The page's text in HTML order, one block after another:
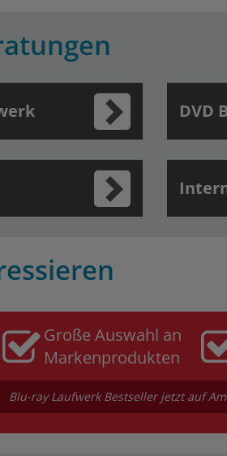
DVD
Große Auswahl an
Markenprodukten
Blu-ray Laufwerk Bestseller jetzt auf